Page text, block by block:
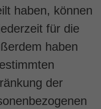
haben, können
für die
haben
der